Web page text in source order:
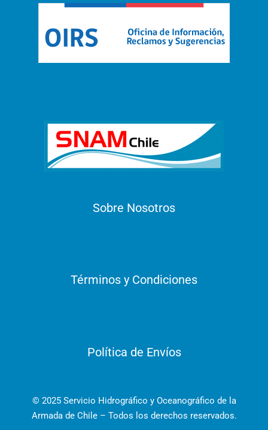
Sobre Nosotros
Términos y Condiciones
Política de Envíos
© 2025 Servicio Hidrográfico y Oceanográfico de la
Armada de Chile – Todos los derechos reservados.